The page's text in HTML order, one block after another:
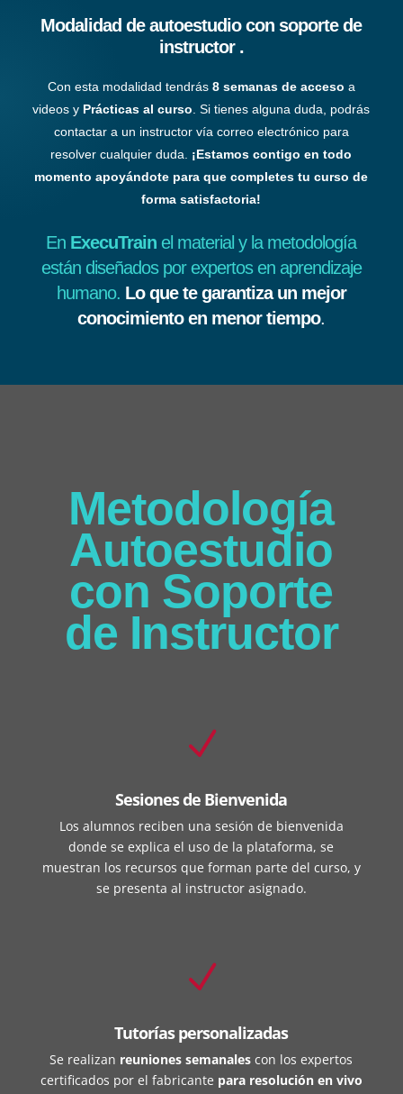
Modalidad de autoestudio con soporte de
instructor .
Con esta modalidad tendrás8 semanas de acceso a
videos y Prácticas al curso. Si tienes alguna duda, podrás
contactar a un instructor vía correo electrónico para
resolver cualquier duda. ¡Estamos contigo en todo
momento apoyándote para que completes tu curso de
forma satisfactoria!
En ExecuTrain el material y la metodología
están diseñados por expertos en aprendizaje
humano. Lo que te garantiza un mejor
conocimiento en menor tiempo.
Metodología
Autoestudio
con Soporte
de Instructor
N
Sesiones de Bienvenida
Los alumnos reciben una sesión de bienvenida
donde se explica el uso de la plataforma, se
muestran los recursos que forman parte del curso, y
se presenta al instructor asignado.
N
Tutorías personalizadas
Se realizan reuniones semanales con los expertos
certificados por el fabricante para resolución en vivo